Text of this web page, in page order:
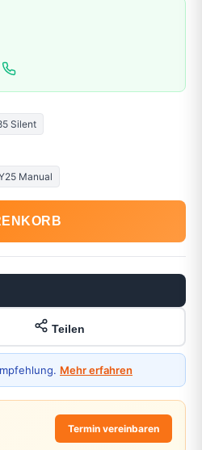
Silent
Manual
Teilen
Mehr erfahren
Termin vereinbaren